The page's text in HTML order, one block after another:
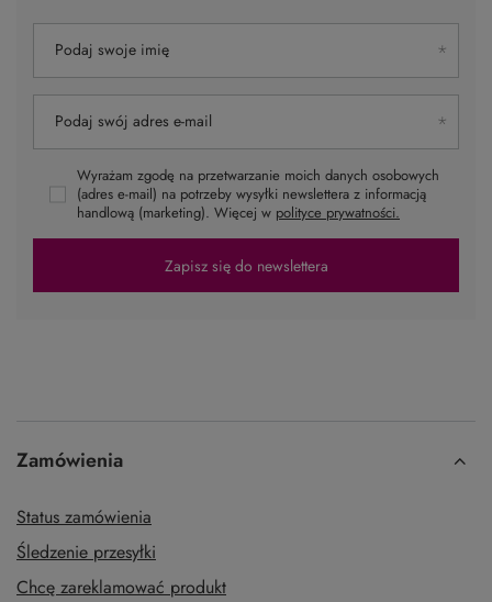
Podaj swoje imię
Podaj swój adres e-mail
Wyrażam zgodę na przetwarzanie moich danych osobowych
(adres e-mail) na potrzeby wysyłki newslettera z informacją
handlową (marketing). Więcej w polityce prywatności.
Zapisz się do newslettera
Zamówienia
Status zamówienia
Śledzenie przesyłki
Chcę zareklamować produkt